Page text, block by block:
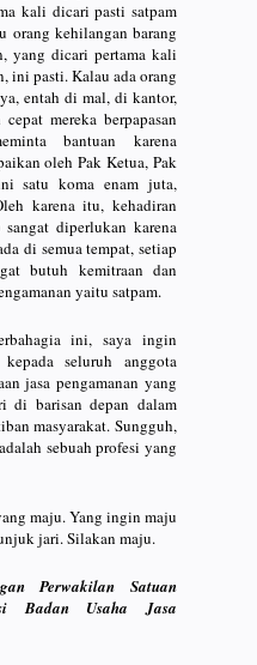
kali dicari pasti satpam
orang kehilangan barang
yang dicari pertama kali
ini pasti. Kalau ada orang
entah di mal, di kantor,
mereka berpapasan
bantuan karena
oleh Pak Ketua, Pak
satu koma enam juta,
karena itu, kehadiran
sangat diperlukan karena
di semua tempat, setiap
butuh kemitraan dan
yaitu satpam.
ini, saya ingin
seluruh anggota
jasa pengamanan yang
di barisan depan dalam
masyarakat. Sungguh,
sebuah profesi yang
maju. Yang ingin maju
jari. Silakan maju.
Perwakilan Satuan
Badan Usaha Jasa